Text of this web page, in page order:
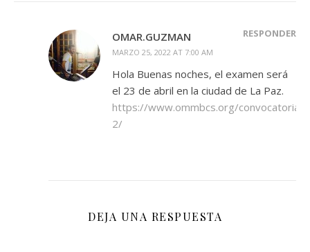
OMAR.GUZMAN
MARZO 25, 2022 AT 7:00 AM
RESPONDER
Hola Buenas noches, el examen será
el 23 de abril en la ciudad de La Paz.
https://www.ommbcs.org/
2/
DEJA UNA RESPUESTA